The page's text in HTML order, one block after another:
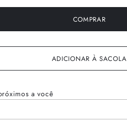
COMPRAR
ADICIONAR À SACOLA
a você